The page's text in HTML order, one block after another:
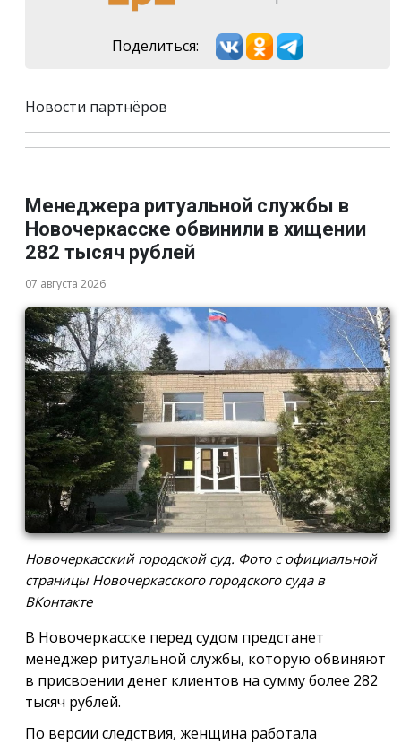
Поделиться:
Новости партнёров
Менеджера ритуальной службы в
Новочеркасске обвинили в хищении
282 тысяч рублей
07 августа 2026
Новочеркасский городской суд. Фото с официальной
страницы Новочеркасского городского суда в
ВКонтакте
В Новочеркасске перед судом предстанет
менеджер ритуальной службы, которую обвиняют
в присвоении денег клиентов на сумму более 282
тысяч рублей.
По версии следствия, женщина работала